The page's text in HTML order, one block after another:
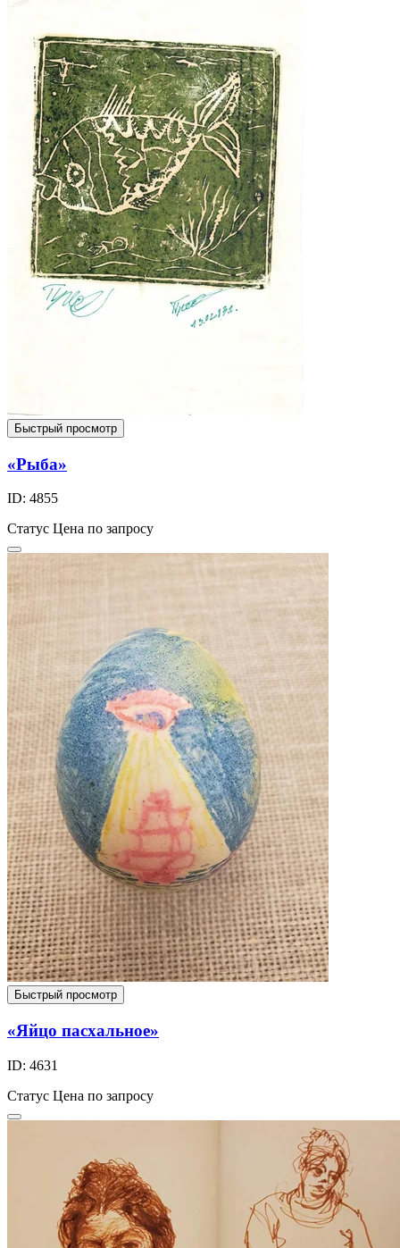
Быстрый просмотр
«Рыба»
ID: 4855
Статус Цена по запросу
Быстрый просмотр
«Яйцо пасхальное»
ID: 4631
Статус Цена по запросу